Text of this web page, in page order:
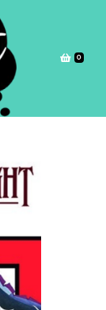
0